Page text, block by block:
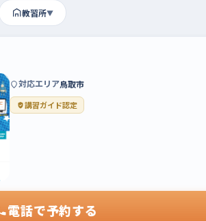
教習所▼
対応エリア鳥取市
講習ガイド認定
電話で予約する